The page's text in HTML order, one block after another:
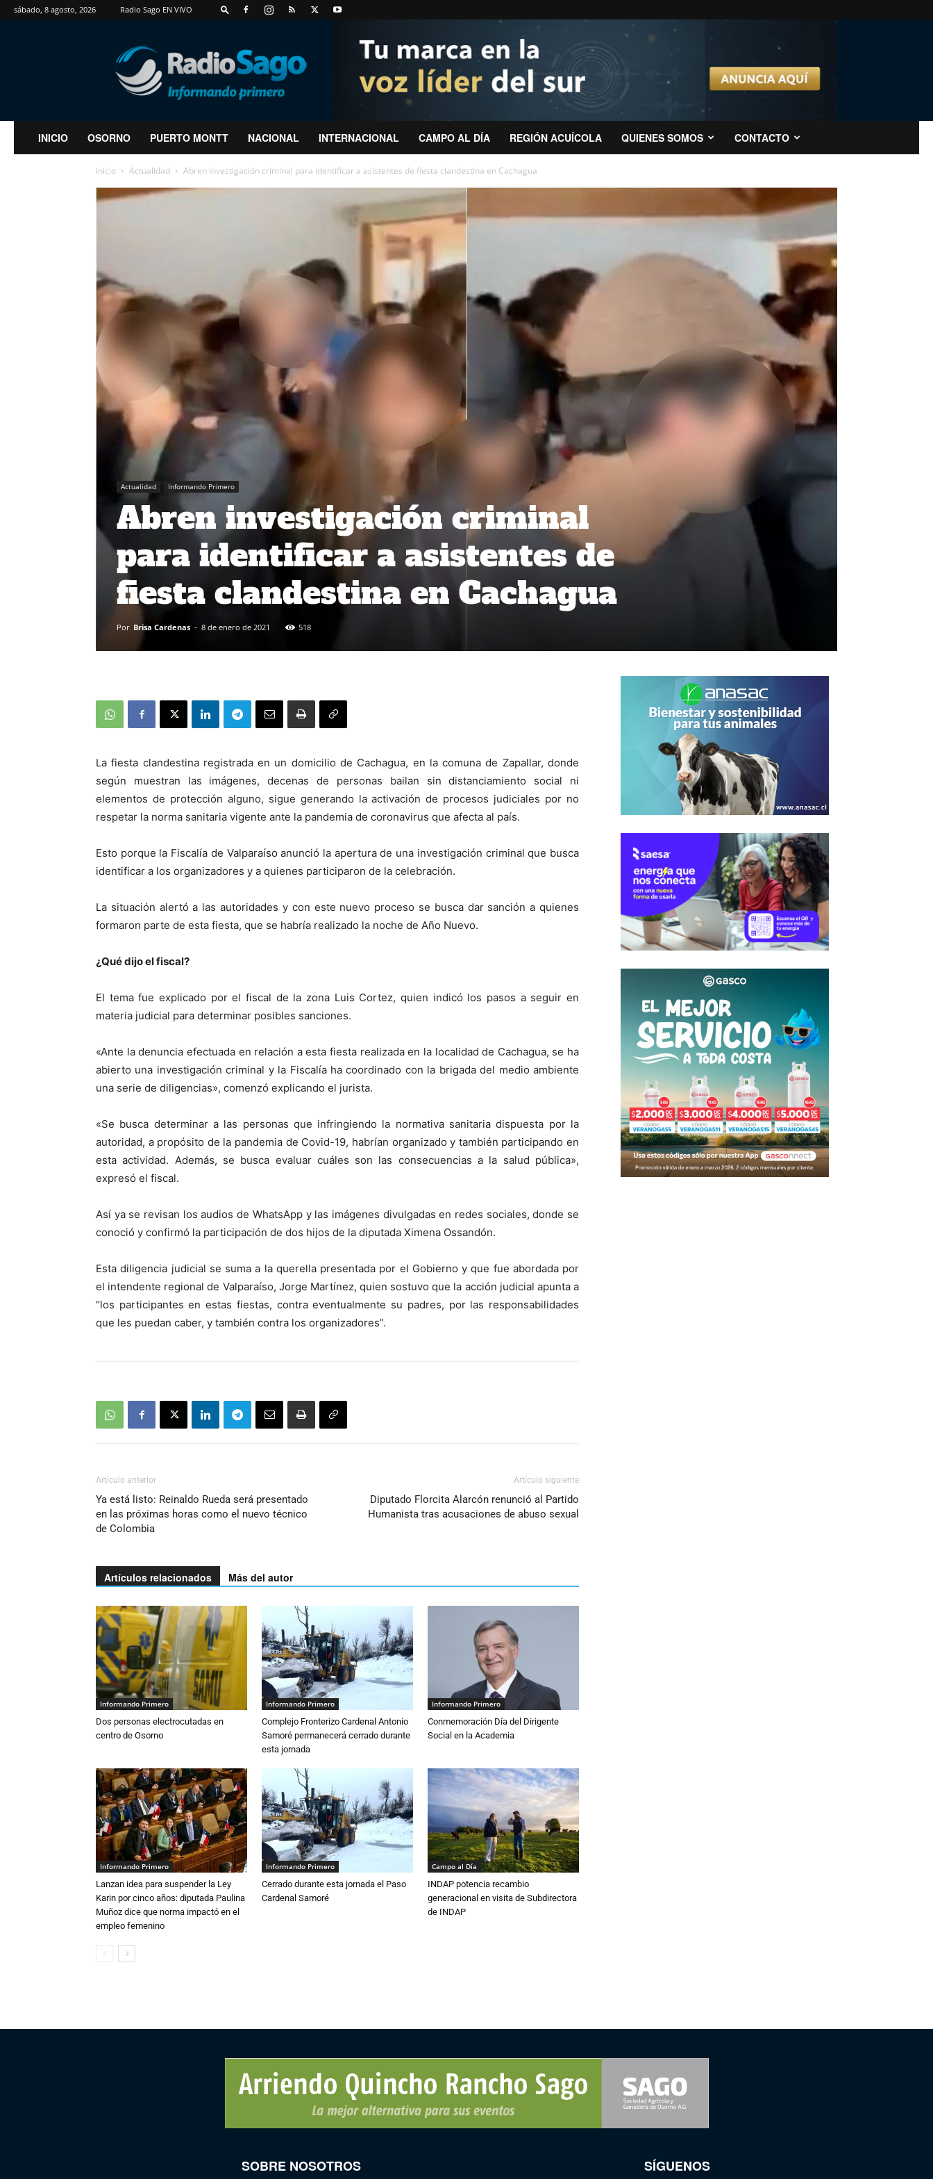
sábado, 8 agosto, 2026 Radio Sago EN VIVO
RadioSago
INICIO OSORNO PUERTO MONTT NACIONAL INTERNACIONAL CAMPO AL DÍA REGIÓN ACUÍCOLA QUIENES SOMOS CONTACTO
Inicio Actualidad Abren investigación criminal para identificar a asistentes de fiesta clandestina en Cachagua
Actualidad Informando Primero
Abren investigación criminal
para identificar a asistentes de
fiesta clandestina en Cachagua
Por Brisa Cardenas - 8 de enero de 2021 518
La fiesta clandestina registrada en un domicilio de Cachagua, en la comuna de Zapallar, donde
según muestran las imágenes, decenas de personas bailan sin distanciamiento social ni
elementos de protección alguno, sigue generando la activación de procesos judiciales por no
respetar la norma sanitaria vigente ante la pandemia de coronavirus que afecta al país.
Esto porque la Fiscalía de Valparaíso anunció la apertura de una investigación criminal que busca
identificar a los organizadores y a quienes participaron de la celebración.
La situación alertó a las autoridades y con este nuevo proceso se busca dar sanción a quienes
formaron parte de esta fiesta, que se habría realizado la noche de Año Nuevo.
¿Qué dijo el fiscal?
El tema fue explicado por el fiscal de la zona Luis Cortez, quien indicó los pasos a seguir en
materia judicial para determinar posibles sanciones.
«Ante la denuncia efectuada en relación a esta fiesta realizada en la localidad de Cachagua, se ha
abierto una investigación criminal y la Fiscalía ha coordinado con la brigada del medio ambiente
una serie de diligencias», comenzó explicando el jurista.
«Se busca determinar a las personas que infringiendo la normativa sanitaria dispuesta por la
autoridad, a propósito de la pandemia de Covid-19, habrían organizado y también participando en
esta actividad. Además, se busca evaluar cuáles son las consecuencias a la salud pública»,
expresó el fiscal.
Así ya se revisan los audios de WhatsApp y las imágenes divulgadas en redes sociales, donde se
conoció y confirmó la participación de dos hijos de la diputada Ximena Ossandón.
Esta diligencia judicial se suma a la querella presentada por el Gobierno y que fue abordada por
el intendente regional de Valparaíso, Jorge Martínez, quien sostuvo que la acción judicial apunta a
“los participantes en estas fiestas, contra eventualmente su padres, por las responsabilidades
que les puedan caber, y también contra los organizadores”.
Artículo anterior
Ya está listo: Reinaldo Rueda será presentado
en las próximas horas como el nuevo técnico
de Colombia
Artículo siguiente
Diputado Florcita Alarcón renunció al Partido
Humanista tras acusaciones de abuso sexual
Artículos relacionados Más del autor
Informando Primero
Dos personas electrocutadas en
centro de Osorno
Informando Primero
Complejo Fronterizo Cardenal Antonio
Samoré permanecerá cerrado durante
esta jornada
Informando Primero
Conmemoración Día del Dirigente
Social en la Academia
Informando Primero
Lanzan idea para suspender la Ley
Karin por cinco años: diputada Paulina
Muñoz dice que norma impactó en el
empleo femenino
Informando Primero
Cerrado durante esta jornada el Paso
Cardenal Samoré
Campo al Día
INDAP potencia recambio
generacional en visita de Subdirectora
de INDAP
SOBRE NOSOTROS SÍGUENOS